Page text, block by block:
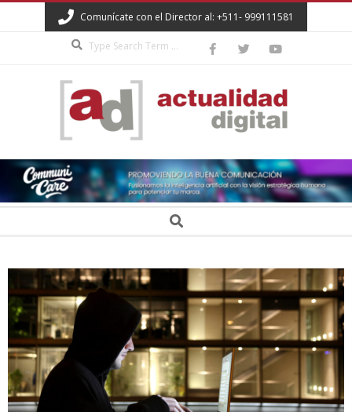
to
Comunícate con el Director al: +511- 999111581
ACTUALIDAD
DIGITAL Search